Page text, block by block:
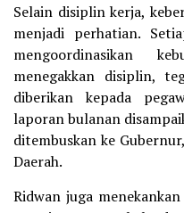
Selain disiplin kerja,
menjadi perhatian.
mengoordinasikan
menegakkan disiplin,
diberikan kepada
laporan bulanan
ditembuskan ke
Daerah.
Ridwan juga